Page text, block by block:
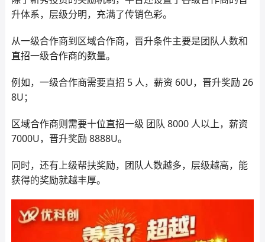
升体系，层级分明，充满了传销色彩。
从一级合作商到区域合作商，晋升条件主要是团队人数和
直招一级合作商的数量。
例如，一级合作商需要直招 5 人，薪资 60U，晋升奖励 26
8U；
区域合作商则需要十位直招一级 团队 8000 人以上，薪资
7000U，晋升奖励 8888U。
同时，还有上级帮扶奖励，团队人数越多，层级越高，能
获得的奖励就越丰厚。